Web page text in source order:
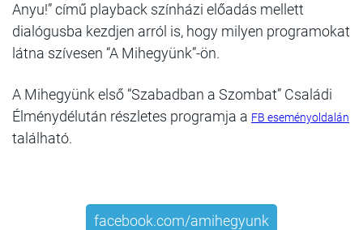
Anyu!” című playback színházi előadás mellett
dialógusba kezdjen arról is, hogy milyen programokat
látna szívesen “A Mihegyünk”-ön.
A Mihegyünk első “Szabadban a Szombat” Családi
Élménydélután részletes programja a FB eseményoldalán
található.
facebook.com/amihegyunk